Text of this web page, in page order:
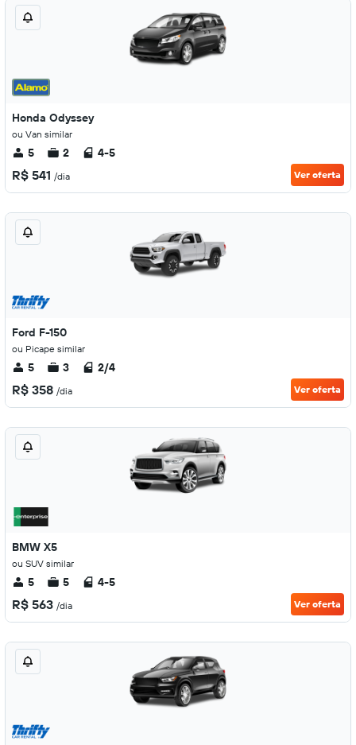
Honda Odyssey
ou Van similar
5 2 4-5
R$ 541 /dia Ver oferta
Ford F-150
ou Picape similar
5 3 2/4
R$ 358 /dia Ver oferta
BMW X5
ou SUV similar
5 5 4-5
R$ 563 /dia Ver oferta